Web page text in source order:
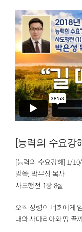
[능력의 수요강
[능력의 수요강해] 1/
말씀: 박은성 목사
사도행전 1장 8절
오직 성령이 너희에게
대와 사마리아와 땅 끝